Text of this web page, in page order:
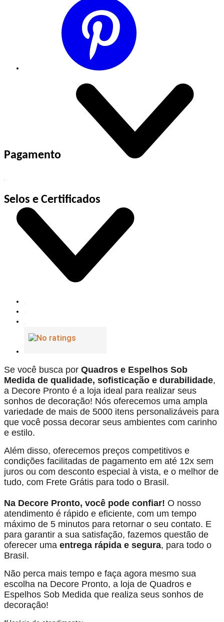
Pagamento
Selos e Certificados
Se você busca por Quadros e Espelhos Sob
Medida de qualidade, sofisticação e durabilidade,
a Decore Pronto é a loja ideal para realizar seus
sonhos de decoração! Nós oferecemos uma ampla
variedade de mais de 5000 itens personalizáveis para
que você possa decorar seus ambientes com carinho
e estilo.
Além disso, oferecemos preços competitivos e
condições facilitadas de pagamento em até 12x sem
juros ou com desconto especial à vista, e o melhor de
tudo, com Frete Grátis para todo o Brasil.
Na Decore Pronto, você pode confiar! O nosso
atendimento é rápido e eficiente, com um tempo
máximo de 5 minutos para retornar o seu contato. E
para garantir a sua satisfação, fazemos questão de
oferecer uma entrega rápida e segura, para todo o
Brasil.
Não perca mais tempo e faça agora mesmo sua
escolha na Decore Pronto, a loja de Quadros e
Espelhos Sob Medida que realiza seus sonhos de
decoração!